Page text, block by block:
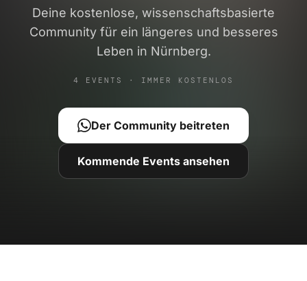
Deine kostenlose, wissenschaftsbasierte
Community für ein längeres und besseres
Leben in Nürnberg.
4 EVENTS · IMMER KOSTENLOS
Der Community beitreten
Kommende Events ansehen